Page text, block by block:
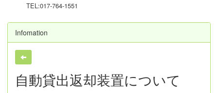
TEL:017-764-1551
Infomation
自動貸出返却装置について